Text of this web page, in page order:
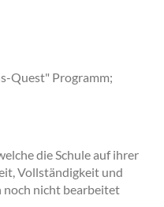
Quest" Programm;
die Schule auf ihrer
Vollständigkeit und
noch nicht bearbeitet